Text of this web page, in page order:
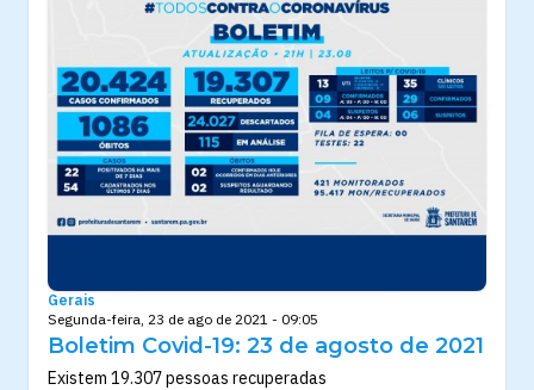
Gerais
Segunda-feira, 23 de ago de 2021 - 09:05
Boletim Covid-19: 23 de agosto de 2021
Existem 19.307 pessoas recuperadas